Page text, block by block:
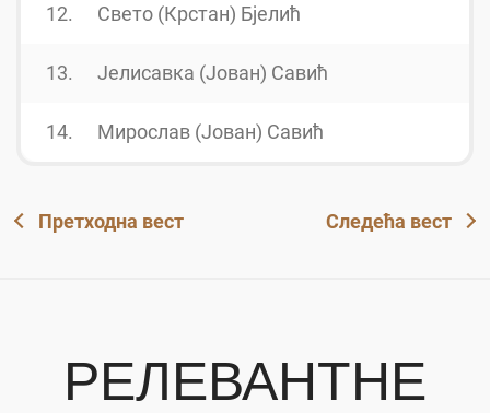
12. Свето (Крстан) Бјелић
13. Јелисавка (Јован) Савић
14. Мирослав (Јован) Савић
Претходна вест Следећа вест
РЕЛЕВАНТНЕ